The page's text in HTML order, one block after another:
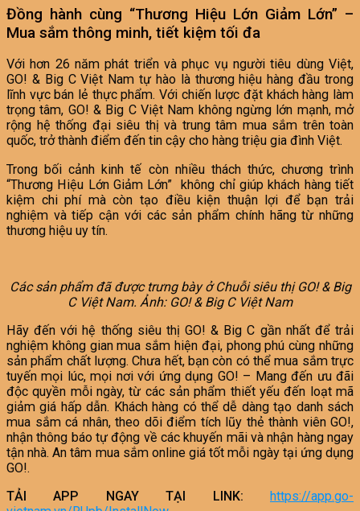
Đồng hành cùng “Thương Hiệu Lớn Giảm Lớn” –
Mua sắm thông minh, tiết kiệm tối đa
Với hơn 26 năm phát triển và phục vụ người tiêu dùng Việt,
GO! & Big C Việt Nam tự hào là thương hiệu hàng đầu trong
lĩnh vực bán lẻ thực phẩm. Với chiến lược đặt khách hàng làm
trọng tâm, GO! & Big C Việt Nam không ngừng lớn mạnh, mở
rộng hệ thống đại siêu thị và trung tâm mua sắm trên toàn
quốc, trở thành điểm đến tin cậy cho hàng triệu gia đình Việt.
Trong bối cảnh kinh tế còn nhiều thách thức, chương trình
“Thương Hiệu Lớn Giảm Lớn” không chỉ giúp khách hàng tiết
kiệm chi phí mà còn tạo điều kiện thuận lợi để bạn trải
nghiệm và tiếp cận với các sản phẩm chính hãng từ những
thương hiệu uy tín.
Các sản phẩm đã được trưng bày ởChuỗi siêu thị GO! & Big
C Việt Nam. Ảnh: GO! & Big C Việt Nam
Hãy đến với hệ thống siêu thị GO! & Big C gần nhất để trải
nghiệm không gian mua sắm hiện đại, phong phú cùng những
sản phẩm chất lượng. Chưa hết, bạn còn có thể mua sắm trực
tuyến mọi lúc, mọi nơi với ứng dụng GO! – Mang đến ưu đãi
độc quyền mỗi ngày, từ các sản phẩm thiết yếu đến loạt mã
giảm giá hấp dẫn. Khách hàng có thể dễ dàng tạo danh sách
mua sắm cá nhân, theo dõi điểm tích lũy thẻ thành viên GO!,
nhận thông báo tự động về các khuyến mãi và nhận hàng ngay
tận nhà. An tâm mua sắm online giá tốt mỗi ngày tại ứng dụng
GO!.
TẢI APP NGAY TẠI LINK:
https://app.go-